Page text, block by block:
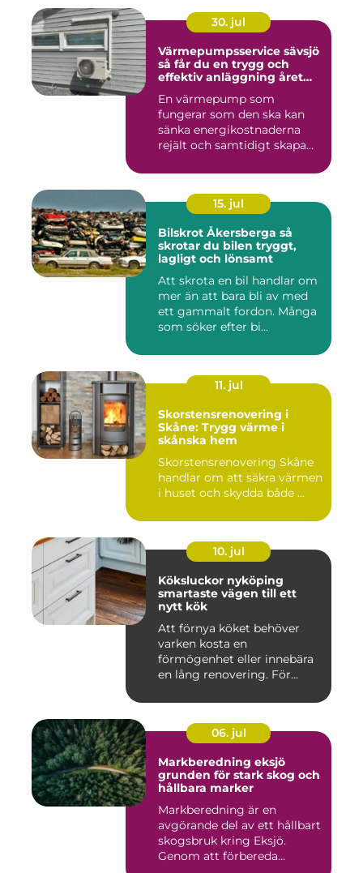
30. jul
Värmepumpsservice sävsjö
så får du en trygg och
effektiv anläggning året
En värmepump som
fungerar som den ska kan
sänka energikostnaderna
rejält och samtidigt skapa
15. jul
Bilskrot Åkersberga så
skrotar du bilen tryggt,
lagligt och lönsamt
Att skrota en bil handlar om
mer än att bara bli av med
ett gammalt fordon. Många
som söker efter bi...
11. jul
Skorstensrenovering i
Skåne: Trygg värme i
skånska hem
Skorstensrenovering Skåne
handlar om att säkra värmen
i huset och skydda både ...
10. jul
Köksluckor nyköping
smartaste vägen till ett
nytt kök
Att förnya köket behöver
varken kosta en
förmögenhet eller innebära
en lång renovering. För
06. jul
Markberedning eksjö
grunden för stark skog och
hållbara marker
Markberedning är en
avgörande del av ett hållbart
skogsbruk kring Eksjö.
Genom att förbereda